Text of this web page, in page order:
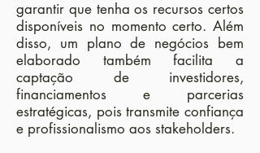
garantir que tenha os recursos certos
disponíveis no momento certo. Além
disso, um plano de negócios bem
elaborado também facilita a
captação de investidores,
financiamentos e parcerias
estratégicas, pois transmite confiança
e profissionalismo aos stakeholders.